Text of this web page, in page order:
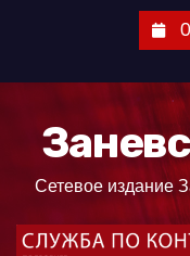
Сетевое издание